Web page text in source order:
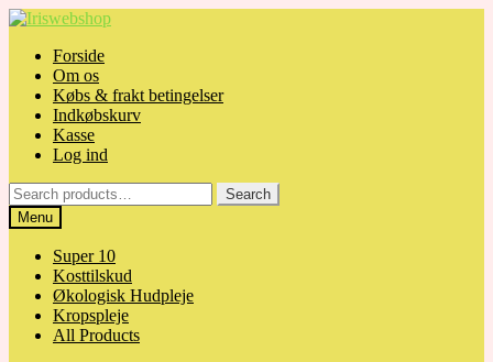
Skip
navigation
Skip
contentForside
Om os
Købs & frakt betingelser
Indkøbskurv
Kasse
Log ind
Search
for:
Search
Menu
Super 10
Kosttilskud
Økologisk Hudpleje
Kropspleje
All Products